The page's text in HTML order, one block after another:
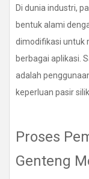
Di dunia industri,
bentuk alami
dimodifikasi untuk
berbagai aplikasi.
adalah
keperluan pasir
Proses
Genteng